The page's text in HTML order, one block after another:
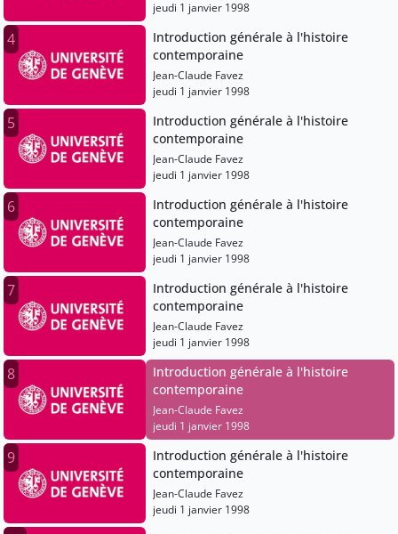
jeudi 1 janvier 1998
4
Introduction générale à l'histoire
contemporaine
Jean-Claude Favez
jeudi 1 janvier 1998
5
Introduction générale à l'histoire
contemporaine
Jean-Claude Favez
jeudi 1 janvier 1998
6
Introduction générale à l'histoire
contemporaine
Jean-Claude Favez
jeudi 1 janvier 1998
7
Introduction générale à l'histoire
contemporaine
Jean-Claude Favez
jeudi 1 janvier 1998
8
Introduction générale à l'histoire
contemporaine
Jean-Claude Favez
jeudi 1 janvier 1998
9
Introduction générale à l'histoire
contemporaine
Jean-Claude Favez
jeudi 1 janvier 1998